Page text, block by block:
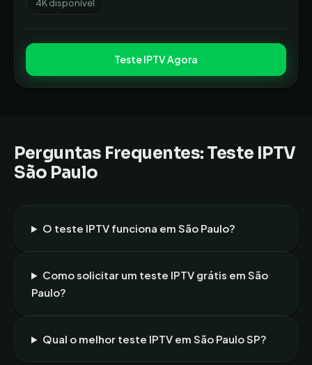
4K disponível
Teste IPTV Agora
Perguntas Frequentes: Teste IPTV
São Paulo
O teste IPTV funciona em São Paulo?
Como solicitar um teste IPTV grátis em São
Paulo?
Qual o melhor teste IPTV em São PauloSP?